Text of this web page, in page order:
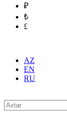
₽
₺
£
AZ
EN
RU